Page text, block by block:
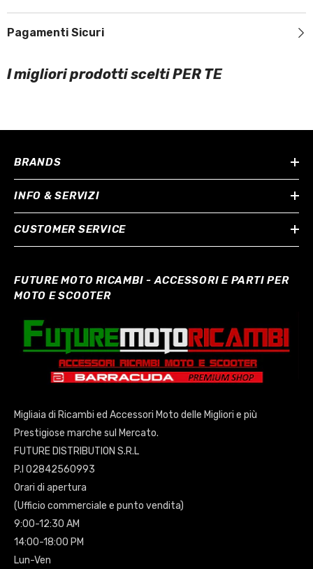
Pagamenti Sicuri
I migliori prodotti scelti PER TE
BRANDS
INFO & SERVIZI
CUSTOMER SERVICE
FUTURE MOTO RICAMBI - ACCESSORI E PARTI PER
MOTO E SCOOTER
Migliaia di Ricambi ed Accessori Moto delle Migliori e più
Prestigiose marche sul Mercato.
FUTURE DISTRIBUTION S.R.L
P.I 02842560993
Orari di apertura
(Ufficio commerciale e punto vendita)
9:00-12:30 AM
14:00-18:00 PM
Lun-Ven